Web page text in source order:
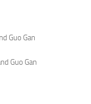
Guo Gan
Guo Gan